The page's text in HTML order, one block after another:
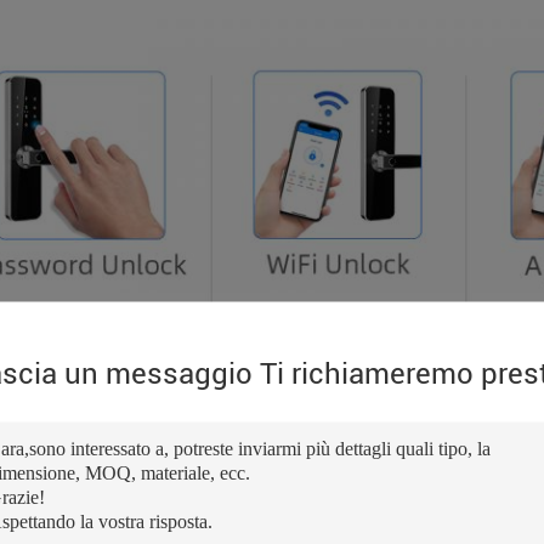
un messaggio Ti richiameremo